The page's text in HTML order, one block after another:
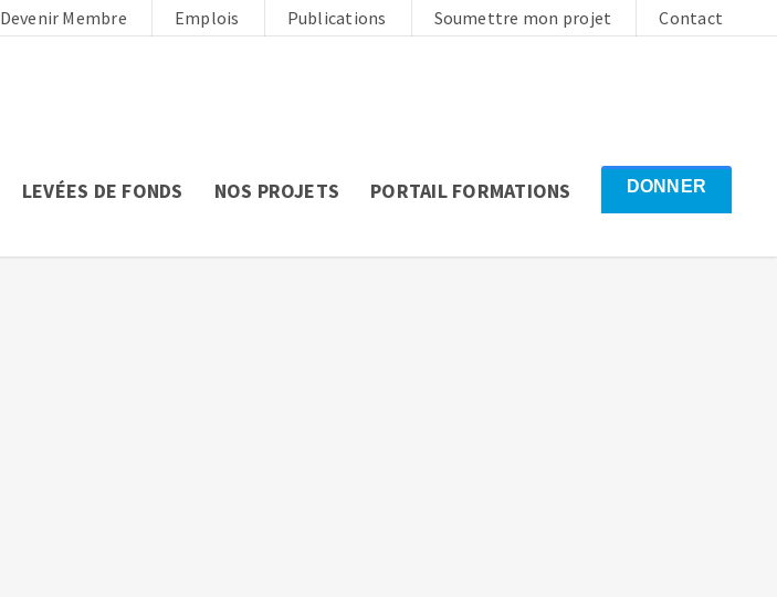
Devenir Membre Emplois Publications Soumettre mon projet Contact
LEVÉES DE FONDS NOS PROJETS PORTAIL FORMATIONS DONNER